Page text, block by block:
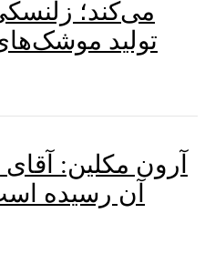
می‌کند؛
تولید
آرون مکلین:
آن رسیده